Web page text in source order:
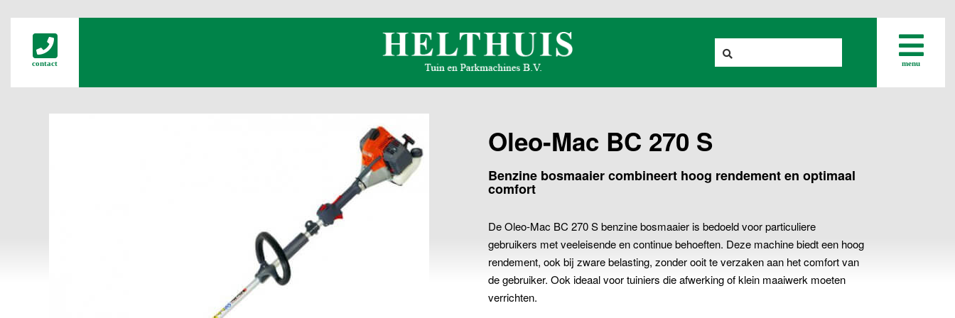
contact menu
Oleo-Mac BC 270 S
Benzine bosmaaier combineert hoog rendement en optimaal
comfort
De Oleo-Mac BC 270 S benzine bosmaaier is bedoeld voor particuliere
gebruikers met veeleisende en continue behoeften. Deze machine biedt een hoog
rendement, ook bij zware belasting, zonder ooit te verzaken aan het comfort van
de gebruiker. Ook ideaal voor tuiniers die afwerking of klein maaiwerk moeten
verrichten.